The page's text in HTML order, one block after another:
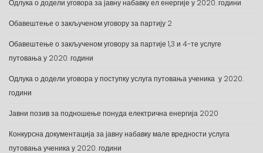
Одлука о додели уговора за јавну набавку ел енергије у 2020. години
Обавештење о закљученом уговору за партију 2
Обавештење о закљученом уговору за партије 1,3 и 4-те услуге
путовања у 2020. години
Одлука о додели уговора у поступку услуга путовања ученика у 2020.
години
Јавни позив за подношење понуда електрична енергија 2020
Конкурсна документација за јавну набавку мале вредности услуга
путовања ученика у 2020. години